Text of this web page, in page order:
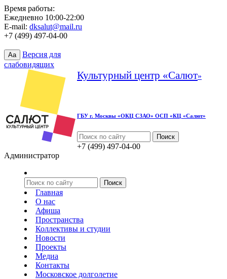
Время работы:
Ежедневно 10:00-22:00
E-mail: dksalut@mail.ru
+7 (499) 497-04-00
Aa
Версия для
слабовидящих
Культурный центр «Салют»
ГБУ г. Москвы «ОКЦ СЗАО» ОСП «КЦ «Салют»
+7 (499) 497-04-00
Администратор
Главная
О нас
Афиша
Пространства
Коллективы и студии
Новости
Проекты
Медиа
Контакты
Московское долголетие